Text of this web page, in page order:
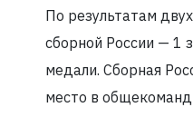
По результатам
сборной России — 1
медали. Сборная
место в